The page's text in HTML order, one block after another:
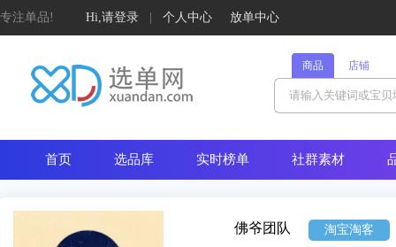
专注单品! Hi,请登录 个人中心 放单中心
商品 店铺
首页 选品库 实时榜单 社群素材
佛爷团队 淘宝淘客